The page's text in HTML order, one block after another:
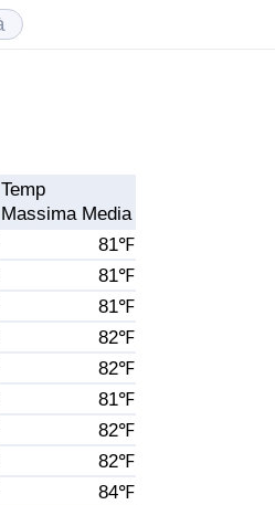
Temp
Massima Media
81℉
81℉
81℉
82℉
82℉
81℉
82℉
82℉
84℉
(corrente)
per Nazione
(Corrente)
per Nazione
(Corrente)
per Paese
(Corrente)